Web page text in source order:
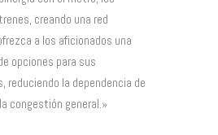
creando una red
a los aficionados una
opciones para sus
reduciendo la dependencia de
congestión general.»